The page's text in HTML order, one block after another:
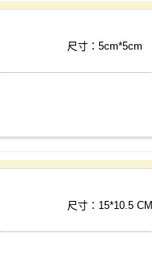
尺寸：5cm*5cm
尺寸：15*10.5 CM